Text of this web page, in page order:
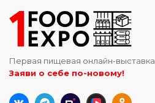
Первая пищевая онлайн-выставка
Заяви о себе по-новому!